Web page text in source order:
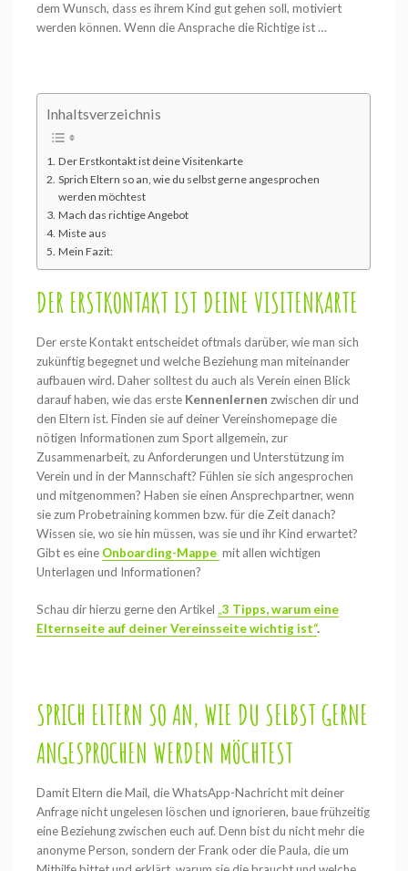
dem Wunsch, dass es ihrem Kind gut gehen soll, motiviert
werden können. Wenn die Ansprache die Richtige ist …
Inhaltsverzeichnis
Der Erstkontakt ist deine Visitenkarte
Sprich Eltern so an, wie du selbst gerne angesprochen
werden möchtest
Mach das richtige Angebot
Miste aus
Mein Fazit:
DER ERSTKONTAKT IST DEINE VISITENKARTE
Der erste Kontakt entscheidet oftmals darüber, wie man sich
zukünftig begegnet und welche Beziehung man miteinander
aufbauen wird. Daher solltest du auch als Verein einen Blick
darauf haben, wie das erste Kennenlernen zwischen dir und
den Eltern ist. Finden sie auf deiner Vereinshomepage die
nötigen Informationen zum Sport allgemein, zur
Zusammenarbeit, zu Anforderungen und Unterstützung im
Verein und in der Mannschaft? Fühlen sie sich angesprochen
und mitgenommen? Haben sie einen Ansprechpartner, wenn
sie zum Probetraining kommen bzw. für die Zeit danach?
Wissen sie, wo sie hin müssen, was sie und ihr Kind erwartet?
Gibt es eine Onboarding-Mappe mit allen wichtigen
Unterlagen und Informationen?
Schau dir hierzu gerne den Artikel „3 Tipps, warum eine
Elternseite auf deiner Vereinsseite wichtig ist“.
SPRICH ELTERN SO AN, WIE DU SELBST GERNE
ANGESPROCHEN WERDEN MÖCHTEST
Damit Eltern die Mail, die WhatsApp-Nachricht mit deiner
Anfrage nicht ungelesen löschen und ignorieren, baue frühzeitig
eine Beziehung zwischen euch auf. Denn bist du nicht mehr die
anonyme Person, sondern der Frank oder die Paula, die um